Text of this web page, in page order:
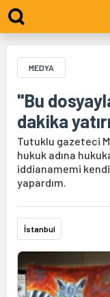
MEDYA
"Bu
dakika
Tutuklu gazeteci
hukuk adına
iddianamemi
yapardım.
İstanbul